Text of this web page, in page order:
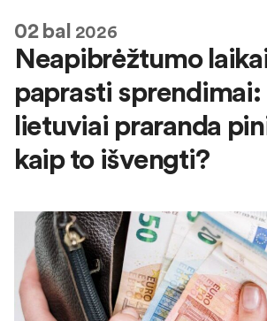
02bal 2026
Neapibrėžtumo
paprasti sprendimai:
lietuviai praranda
kaip to išvengti?